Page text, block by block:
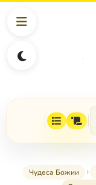
Чудеса Божии